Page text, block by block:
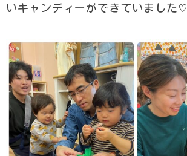
いキャンディーができていました♡